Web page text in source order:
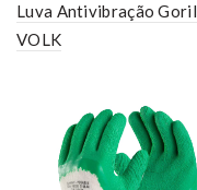
Luva Antivibração
VOLK